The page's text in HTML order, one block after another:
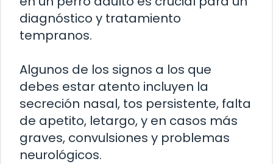
diagnóstico y tratamiento
tempranos.
Algunos de los signos a los que
debes estar atento incluyen la
secreción nasal, tos persistente, falta
de apetito, letargo, y en casos más
graves, convulsiones y problemas
neurológicos.